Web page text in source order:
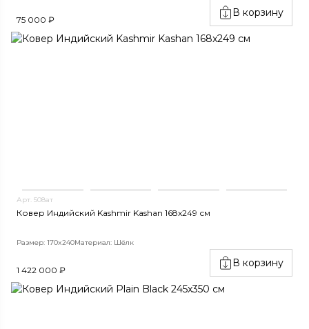
75 000 ₽
В корзину
Арт. 508ат
Ковер Индийский Kashmir Kashan 168x249 см
Размер: 170x240Материал: Шёлк
1 422 000 ₽
В корзину